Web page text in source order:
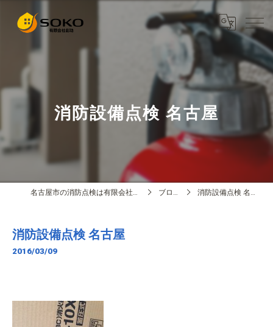
消防設備点検 名古屋
名古屋市の消防点検は有限会社創功 ブログ 消防設備点検 名古屋
消防設備点検 名古屋
2016/03/09